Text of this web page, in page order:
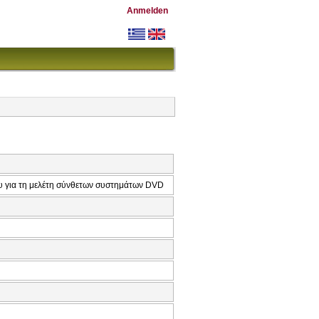
Anmelden
τη μελέτη σύνθετων συστημάτων DVD